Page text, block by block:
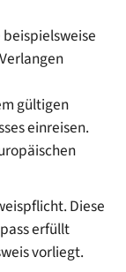
gültigen
einreisen.
Diese
erfüllt
vorliegt.